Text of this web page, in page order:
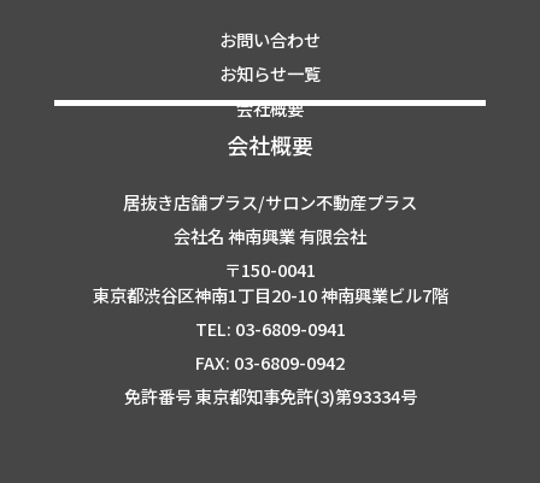
お問い合わせ
お知らせ一覧
会社概要
会社概要
居抜き店舗プラス/サロン不動産プラス
会社名 神南興業 有限会社
〒150-0041
東京都渋谷区神南1丁目20-10 神南興業ビル7階
TEL: 03-6809-0941
FAX: 03-6809-0942
免許番号 東京都知事免許(3)第93334号